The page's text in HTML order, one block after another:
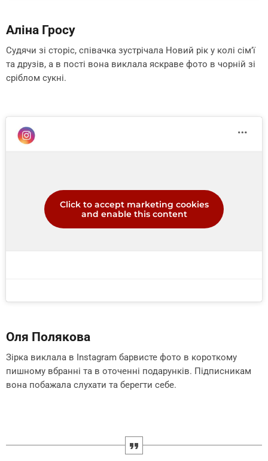
Аліна Гросу
Судячи зі сторіс, співачка зустрічала Новий рік у колі сім’ї
та друзів, а в пості вона виклала яскраве фото в чорній зі
сріблом сукні.
Click to accept marketing cookies
and enable this content
Оля Полякова
Зірка виклала в Instagram барвисте фото в короткому
пишному вбранні та в оточенні подарунків. Підписникам
вона побажала слухати та берегти себе.